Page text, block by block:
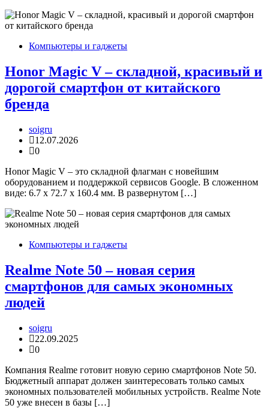
Компьютеры и гаджеты
Honor Magic V – складной, красивый и
дорогой смартфон от китайского
бренда
soigru
12.07.2026
0
Honor Magic V – это складной флагман с новейшим
оборудованием и поддержкой сервисов Google. В сложенном
виде: 6.7 х 72.7 х 160.4 мм. В развернутом […]
Компьютеры и гаджеты
Realme Note 50 – новая серия
смартфонов для самых экономных
людей
soigru
22.09.2025
0
Компания Realme готовит новую серию смартфонов Note 50.
Бюджетный аппарат должен заинтересовать только самых
экономных пользователей мобильных устройств. Realme Note
50 уже внесен в базы […]